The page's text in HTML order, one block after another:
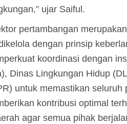
ujar Saiful.
pertambangan
dengan prinsip
koordinasi dengan
Dinas Lingkungan Hidup
untuk memastikan seluruh
kontribusi optimal
agar semua pihak
3 min read
DPRD KATINGAN
KATINGAN
RDP DPRD
Soroti Krisis
Nakes
Pencemaran